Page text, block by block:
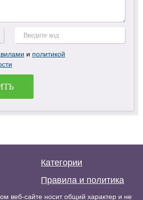
и политикой
Категории
Правила и политика
веб-сайте носит общий характер и не